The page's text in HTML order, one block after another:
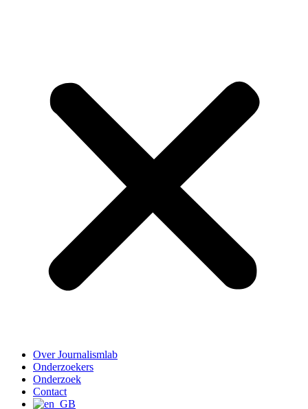
Over Journalismlab
Onderzoekers
Onderzoek
Contact